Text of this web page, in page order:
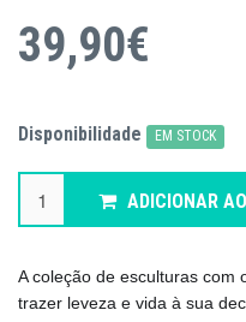
39,90€
Disponibilidade EM STOCK
ADICIONAR
A coleção de esculturas com
trazer leveza e vida à sua